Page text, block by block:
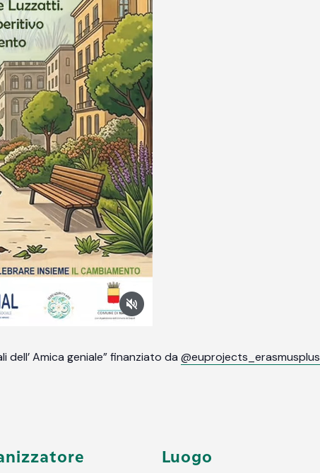
Amica geniale” finanziato da @euprojects_erasmusplus
Luogo